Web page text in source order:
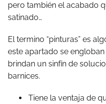
pero también el acabado
satinado…
El termino “pinturas” es
este apartado se
brindan un sinfín de
barnices.
Tiene la ventaja de